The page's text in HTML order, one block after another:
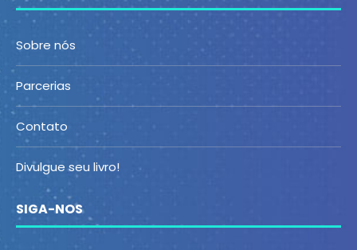
Sobre nós
Parcerias
Contato
Divulgue seu livro!
SIGA-NOS